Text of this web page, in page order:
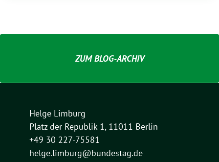
ZUM BLOG-ARCHIV
Helge Limburg
Platz der Republik 1, 11011 Berlin
+49 30 227-75581
helge.limburg@bundestag.de